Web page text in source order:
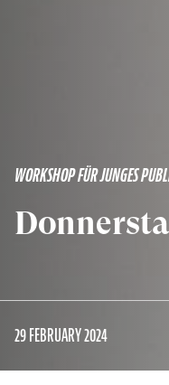
WORKSHOP FÜR JUNGES
29 FEBRUARY 2024